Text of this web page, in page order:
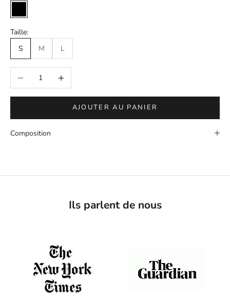
Noir
Taille:
S
M L
Diminuer la quantitéAugmenter la quantité
AJOUTER AU PANIER
Composition
Ils parlent de nous